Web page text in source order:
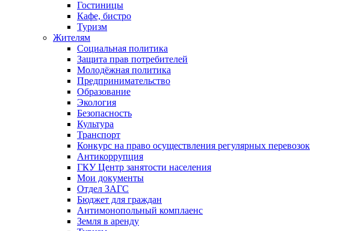
Гостиницы
Кафе, бистро
Туризм
Жителям
Социальная политика
Защита прав потребителей
Молодёжная политика
Предпринимательство
Образование
Экология
Безопасность
Культура
Транспорт
Конкурс на право осуществления регулярных перевозок
Антикоррупция
ГКУ Центр занятости населения
Мои документы
Отдел ЗАГС
Бюджет для граждан
Антимонопольный комплаенс
Земля в аренду